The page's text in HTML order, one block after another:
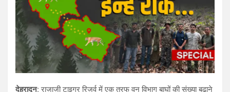
देहरादून: राजाजी टाइगर रिजर्व में एक तरफ वन विभाग बाघों की संख्या बढ़ाने